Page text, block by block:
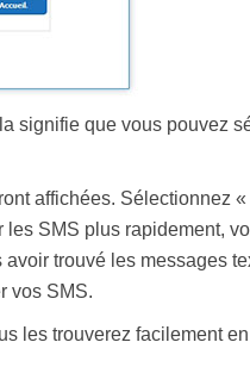
signifie que vous pouvez
affichées. Sélectionnez
SMS plus rapidement,
trouvé les messages
vos SMS.
les trouverez facilement